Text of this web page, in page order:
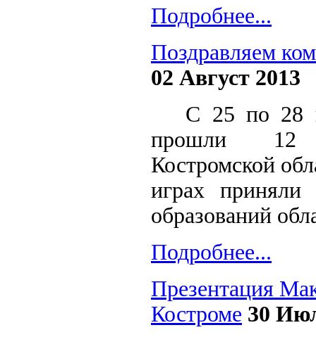
Подробнее...
Поздравляем
02 Август 2013
С 25 по 28
прошли
12
Костромской
играх приняли
образований
Подробнее...
Презентация
Костроме 30